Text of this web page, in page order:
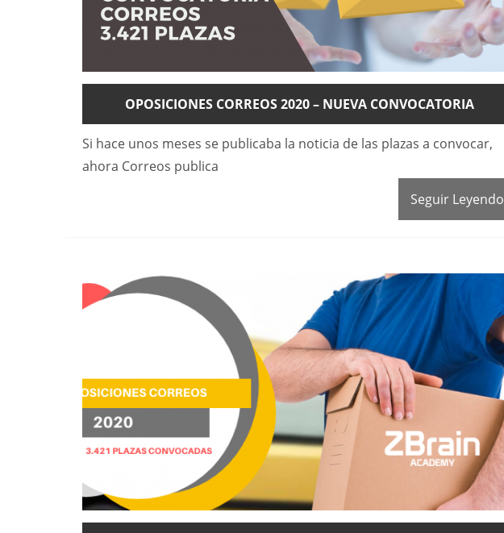
OPOSICIONES CORREOS 2020 – NUEVA CONVOCATORIA
Si hace unos meses se publicaba la noticia de las plazas a convocar,
ahora Correos publica
Seguir Leyendo